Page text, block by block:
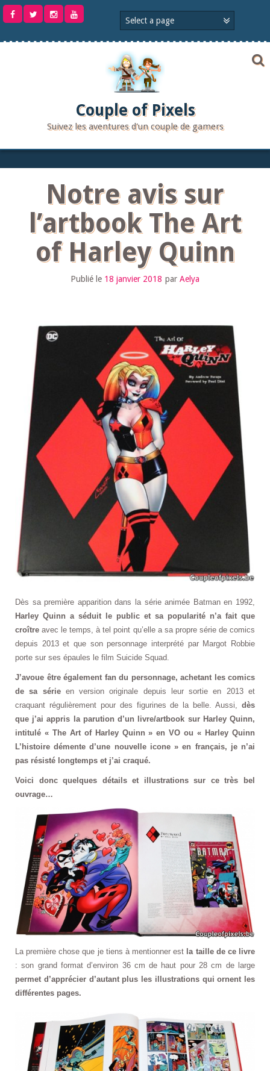
Aller
Couple of Pixels
Suivez les aventures d'un couple de gamers
Notre avis sur
l’artbook The Art
of Harley Quinn
Publié le 18 janvier 2018 par Aelya
Dès sa première apparition dans la série animée Batman en 1992,
Harley Quinn a séduit le public et sa popularité n’a fait que
croître avec le temps, à tel point qu’elle a sa propre série de comics
depuis 2013 et que son personnage interprété par Margot Robbie
porte sur ses épaules le film Suicide Squad.
J’avoue être également fan du personnage, achetant les comics
de sa sérieen version originale depuis leur sortie en 2013 et
craquant régulièrement pour des figurines de la belle. Aussi, dès
que j’ai appris la parution d’un livre/artbook sur Harley Quinn,
intitulé « The Art of Harley Quinn » en VO ou « Harley Quinn
L’histoire démente d’une nouvelle icone » en français, je n’ai
pas résisté longtemps et j’ai craqué.
Voici donc quelques détails et illustrations sur ce très bel
ouvrage…
La première chose que je tiens à mentionner est la taille de ce livre
: son grand format d’environ 36 cm de haut pour 28 cm de large
permet d’apprécier d’autant plus les illustrations qui ornent les
différentes pages.